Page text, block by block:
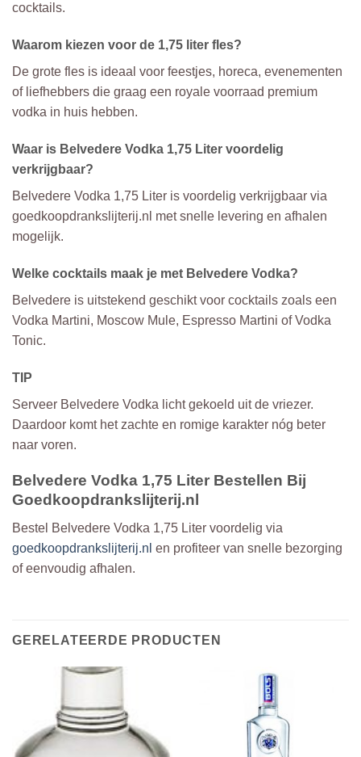
cocktails.
Waarom kiezen voor de 1,75 liter fles?
De grote fles is ideaal voor feestjes, horeca, evenementen
of liefhebbers die graag een royale voorraad premium
vodka in huis hebben.
Waar is Belvedere Vodka 1,75 Liter voordelig
verkrijgbaar?
Belvedere Vodka 1,75 Liter is voordelig verkrijgbaar via
goedkoopdrankslijterij.nl met snelle levering en afhalen
mogelijk.
Welke cocktails maak je met Belvedere Vodka?
Belvedere is uitstekend geschikt voor cocktails zoals een
Vodka Martini, Moscow Mule, Espresso Martini of Vodka
Tonic.
TIP
Serveer Belvedere Vodka licht gekoeld uit de vriezer.
Daardoor komt het zachte en romige karakter nóg beter
naar voren.
Belvedere Vodka 1,75 Liter Bestellen Bij
Goedkoopdrankslijterij.nl
Bestel Belvedere Vodka 1,75 Liter voordelig via
goedkoopdrankslijterij.nl en profiteer van snelle bezorging
of eenvoudig afhalen.
GERELATEERDE PRODUCTEN